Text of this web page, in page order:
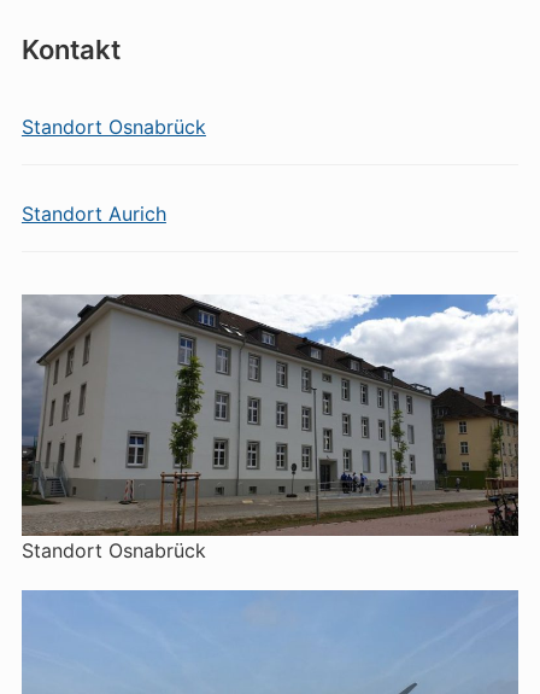
Kontakt
Standort Osnabrück
Standort Aurich
Standort Osnabrück